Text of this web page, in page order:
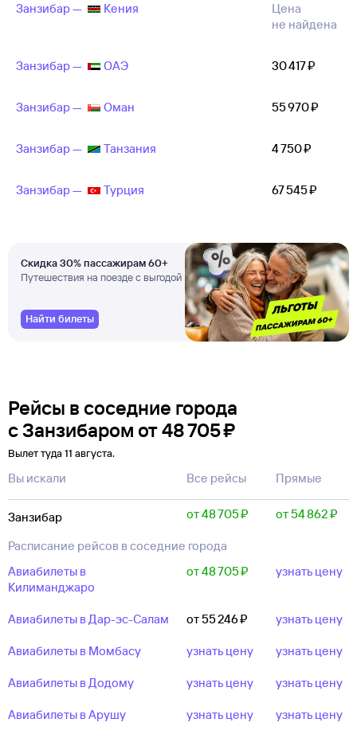
Занзибар — Кения
Цена
не найдена
Занзибар — ОАЭ 30 ⁠417 ⁠₽
Занзибар — Оман 55 ⁠970 ⁠₽
Занзибар — Танзания 4 ⁠750 ⁠₽
Занзибар — Турция 67 ⁠545 ⁠₽
Скидка 30% пассажирам 60+
Путешествия на поезде с выгодой
Найти билеты
Рейсы в соседние города
с Занзибаром от48 ⁠705 ⁠₽
Вылет туда 11 августа.
Вы искали Все рейсы Прямые
Занзибар от 48 ⁠705 ⁠₽ от 54 ⁠862 ⁠₽
Расписание рейсов в соседние города
Авиабилеты в
Килиманджаро
от 48 ⁠705 ⁠₽ узнать цену
Авиабилеты в Дар-эс-Салам от 55 ⁠246 ⁠₽ узнать цену
Авиабилеты в Момбасу узнать цену узнать цену
Авиабилеты в Додому узнать цену узнать цену
Авиабилеты в Арушу узнать цену узнать цену